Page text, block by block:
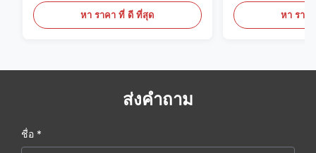
หา ราคา ที่ ดี ที่สุด หา ราค
ส่งคำถาม
ชื่อ *